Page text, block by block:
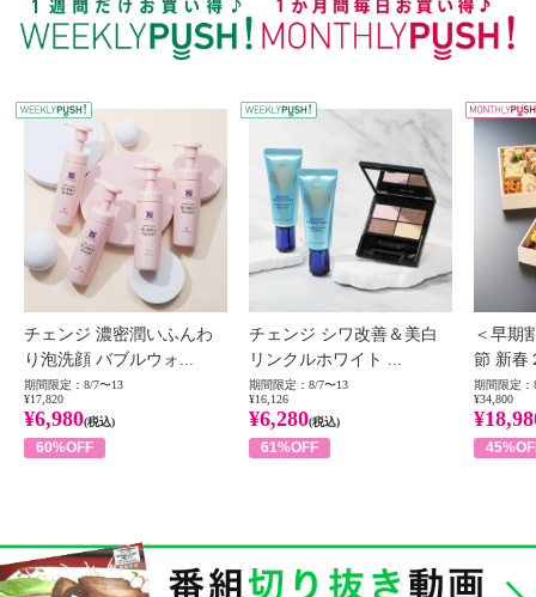
WEEKLY PUSH
チェンジ 濃密潤いふんわ
り泡洗顔 バブルウォ...
期間限定：8/7〜13
¥17,820
¥6,980(税込)
60%OFF
チェンジ シワ改善＆美白
リンクルホワイト ...
期間限定：8/7〜13
¥16,126
¥6,280(税込)
61%OFF
＜早期
節 新春
期間限定：
¥34,800